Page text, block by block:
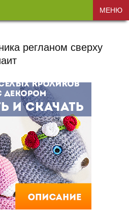
регланом сверху
МЕНЮ